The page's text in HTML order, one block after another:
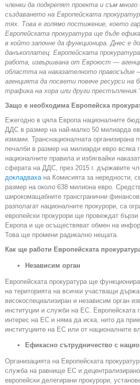
членки да подкрепят проекта и съм много
създаването на Европейската
тях. Това е голямо постижение, което
Европейската прокуратура ще бъде
в който започне да функционира. Днес е
данъкоплатец. Европейската
работа, извършвана от Евроюст —
областта на наказателното
агенцията да посвети повече ресурси на
трафика на хора или други престъпления.“
Защо е необходима Европейска
Ежегодно в цяла Европа националните
ДДС в размер на най-малко 50 милиарда
измами. Транснационалната организирана
печалби в размер на милиарди евро всяка
националните правила и избягвайки
сферата на ДДС, през 2015 г. държавите
докладвахана Комисията за нередности,
размер на около 638 милиона евро.
широкомащабните трансгранични
разполагат националните прокурори, са
европейски прокурори ще провеждат
Европа и ще осъществяват обмен на
Това ще промени радикално нещата.
Как ще работи Европейската
Независим орган
Европейската прокуратура ще
на територията на всички участващи
високоспециализиран и независим орган
институции и служби на ЕС. Европейската
интерес на ЕС и няма да иска, нито да
институциите на ЕС или от националните
Ефикасно сътрудничество с
Организацията на Европейската
служба на равнище ЕС и
европейски делегирани прокурори,